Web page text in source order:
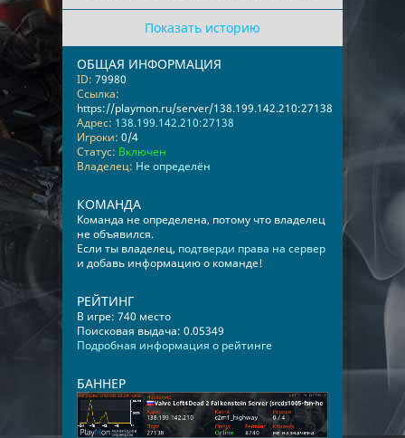
Показать историю
ОБЩАЯ ИНФОРМАЦИЯ
ID: 79980
Ссылка:
https://playmon.ru/server/138.199.142.210:27138
Адрес: 138.199.142.210:27138
Игроки: 0/4
Статус: Включен
Владелец: Не определён
КОМАНДА
Команда не определена, потому что владелец
не объявился.
Если ты владелец, подтверди права на сервер
и добавь информацию о команде!
РЕЙТИНГ
В игре: 740 место
Поисковая выдача: 0.05349
Подробная информация о рейтинге
БАННЕР